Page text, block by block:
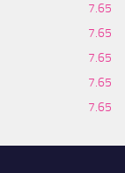
7.65
7.65
7.65
7.65
7.65